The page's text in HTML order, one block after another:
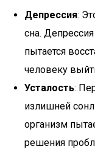
Депрессия:
сна.
пытается
человеку
Усталость:
излишней
организм
решения